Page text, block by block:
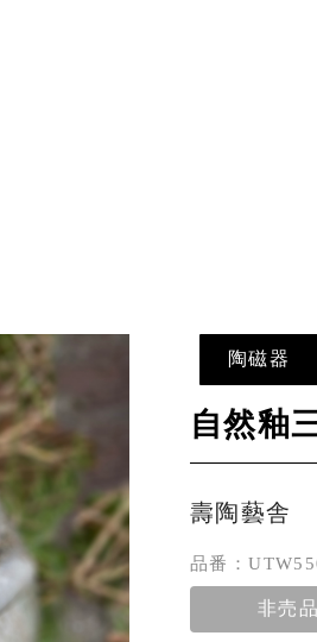
陶磁器
自然釉
壽陶藝舎
品番：
非売品